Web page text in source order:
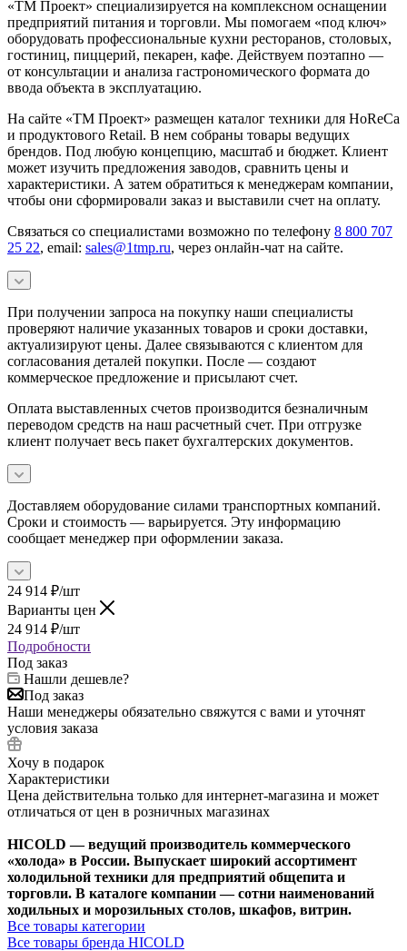
«ТМ Проект» специализируется на комплексном оснащении
предприятий питания и торговли. Мы помогаем «под ключ»
оборудовать профессиональные кухни ресторанов, столовых,
гостиниц, пиццерий, пекарен, кафе. Действуем поэтапно —
от консультации и анализа гастрономического формата до
ввода объекта в эксплуатацию.
На сайте «ТМ Проект» размещен каталог техники для HoReCa
и продуктового Retail. В нем собраны товары ведущих
брендов. Под любую концепцию, масштаб и бюджет. Клиент
может изучить предложения заводов, сравнить цены и
характеристики. А затем обратиться к менеджерам компании,
чтобы они сформировали заказ и выставили счет на оплату.
Связаться со специалистами возможно по телефону 8 800 707
25 22, email: sales@1tmp.ru, через онлайн-чат на сайте.
При получении запроса на покупку наши специалисты
проверяют наличие указанных товаров и сроки доставки,
актуализируют цены. Далее связываются с клиентом для
согласования деталей покупки. После — создают
коммерческое предложение и присылают счет.
Оплата выставленных счетов производится безналичным
переводом средств на наш расчетный счет. При отгрузке
клиент получает весь пакет бухгалтерских документов.
Доставляем оборудование силами транспортных компаний.
Сроки и стоимость — варьируется. Эту информацию
сообщает менеджер при оформлении заказа.
24 914 ₽/шт
Варианты цен
24 914 ₽/шт
Подробности
Под заказ
Нашли дешевле?
Под заказ
Наши менеджеры обязательно свяжутся с вами и уточнят
условия заказа
Хочу в подарок
Характеристики
Цена действительна только для интернет-магазина и может
отличаться от цен в розничных магазинах
HICOLD — ведущий производитель коммерческого
«холода» в России. Выпускает широкий ассортимент
холодильной техники для предприятий общепита и
торговли. В каталоге компании — сотни наименований
ходильных и морозильных столов, шкафов, витрин.
Все товары категории
Все товары бренда HICOLD